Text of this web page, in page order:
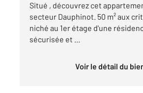
Situé , découvrez cet
secteur Dauphinot. 50 m² aux
niché au 1er étage d'une
sécurisée et ...
Voir le détail du